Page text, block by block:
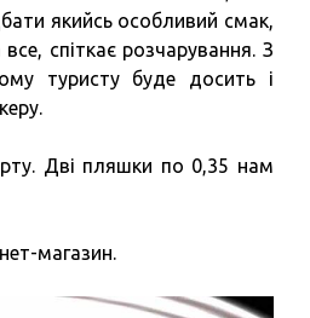
якийсь особливий смак,
спіткає розчарування. З
туристу буде досить і
Дві пляшки по 0,35 нам
магазин.